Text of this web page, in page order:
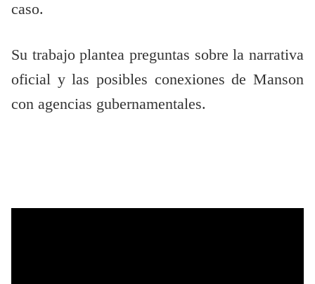
caso.
Su trabajo plantea preguntas sobre la narrativa
oficial y las posibles conexiones de Manson
con agencias gubernamentales.